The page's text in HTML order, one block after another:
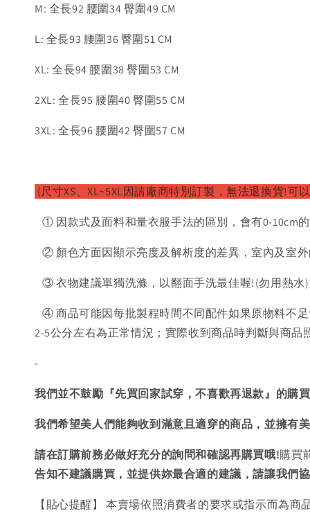
M: 全長92 腰圍34 臀圍49 CM
L: 全長93 腰圍36 臀圍51 CM
XL: 全長94 腰圍38 臀圍53 CM
2XL: 全長95 腰圍40 臀圍55 CM
3XL: 全長96 腰圍42 臀圍57 CM
(尺寸XS、XL~5XL因請廠商特別訂製，無法退換貨!可
① 因款式及面料和量衣服手法的區別，會有0-10cm
② 顏色方面因顯示亮度及解析度的差異，室內及室
③ 衣物建議單獨洗滌，以翻面手洗最佳喔!(勿用熱
④ 商品可能因每批製程時間不同配件如果原物料不
2-5公分左右為正常情況；實際收到商品時判斷與商
-
我們並不鼓勵『先買回家試穿，不喜歡再退款』的購
我們希望美人們能夠收到滿意且適穿的商品，並擁有
請在訂購前務必做好充分的詢問和確認再購買哦!購買
告知不建議購買， 並提供妳最合適的建議，請讓我們
【貼心提醒】 本賣場依照消費者的要求或指示而為